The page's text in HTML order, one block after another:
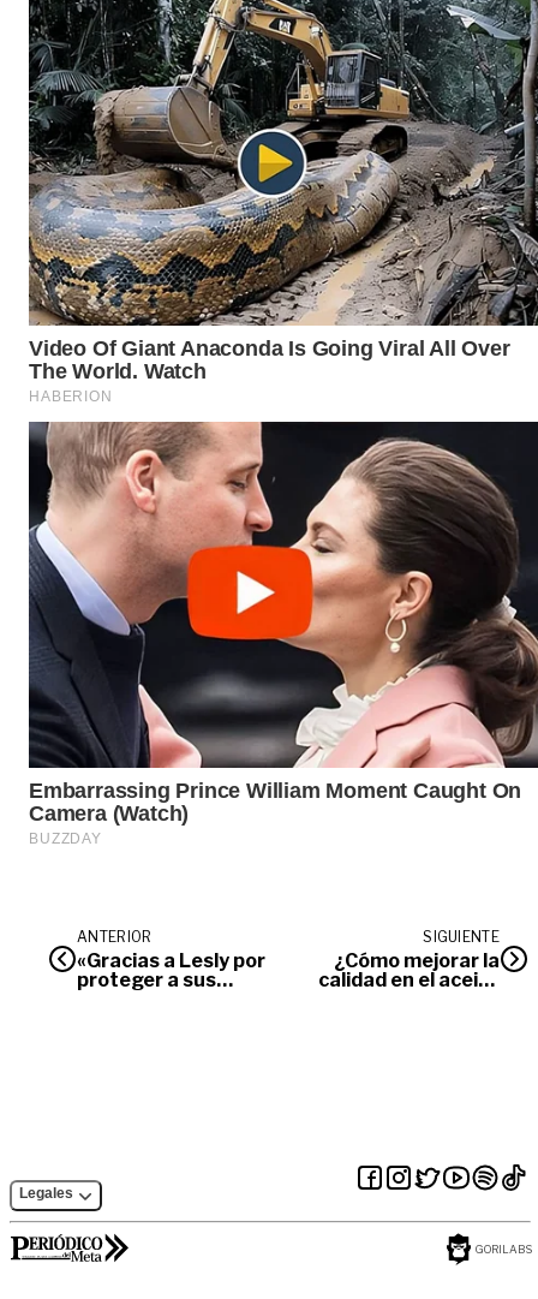
ANTERIOR
«Gracias a Lesly por
proteger a sus
SIGUIENTE
¿Cómo mejorar la
calidad en el aceite
Legales
GORILABS